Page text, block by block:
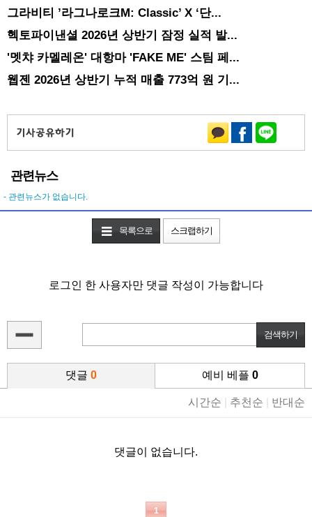
그라비티 ’라그나로크M: Classic’ X ‘단...
헥토파이낸셜 2026년 상반기 잠정 실적 발...
'멧챠 카멜레온' 대항마 'FAKE ME' 스팀 페...
웹젠 2026년 상반기 누적 매출 773억 원 기...
관련뉴스
- 관련뉴스가 없습니다.
목록으로 스크랩하기
로그인 한 사용자만 댓글 작성이 가능합니다
댓글 0 예비 베플 0
시간순 추천순 반대순
댓글이 없습니다.
1